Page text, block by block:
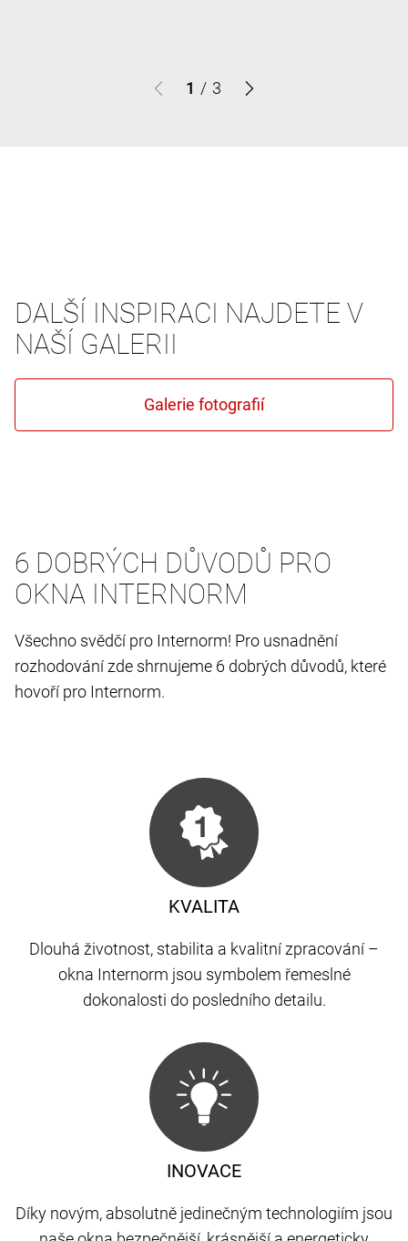
1 / 3
DALŠÍ INSPIRACI NAJDETE V
NAŠÍ GALERII
6 DOBRÝCH DŮVODŮ PRO
OKNA INTERNORM
Všechno svědčí pro Internorm! Pro usnadnění
rozhodování zde shrnujeme 6 dobrých důvodů, které
hovoří pro Internorm.
KVALITA
Dlouhá životnost, stabilita a kvalitní zpracování –
okna Internorm jsou symbolem řemeslné
dokonalosti do posledního detailu.
INOVACE
Díky novým, absolutně jedinečným technologiím jsou